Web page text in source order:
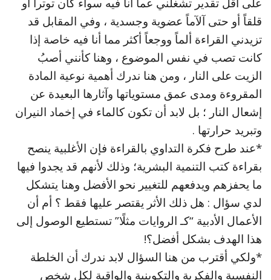
قلقاً أو حتى آلآماً عضوية وجسدية ، وفي المقابل قد
تزيدني القراءة ألماً ووجعاً أكثر مما أنا فيه خاصة إذا
كانت تصب في نفس الموضوع ، وهنا كأنني أصبُ
الزيت على النار ، ومن هنا ندرك أهمية نوعية المادة
المقروءة ومدى عمق مستوياتها وآثارها البعيدة عن
إشعال النار ؛ بل لابد أن تكون كالماء في إخماد النيران
وتبريد حرارتها .
*عند طرح فكرة التداوي بالقراءة فإن الأغلبية ينصح
بقراءة كتب التنمية البشرية؛ وذلك لأنهم قد يجدوا فيها
ما يحفزهم ويدفعهم للتغيير نحو الأفضل وهنا يتشكل
لدي سؤال : هل ذلك الأثر يقتصر عليها فقط ؟ أم أن
الأعمال الأدبية “كـ الروايات مثلًا” تستطيع الوصول إلى
هذا الهدف بشكل أفضل؟!
*ولكي أقترب من هنا السؤال لابد ندرك أن الخلطة
النفسية والفكرية والتكوينية والواقية لكل شخص